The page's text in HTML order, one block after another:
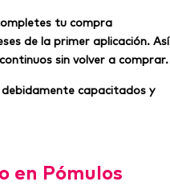
tu compra
de la primer aplicación. Así
sin volver a comprar.
capacitados y
en Pómulos